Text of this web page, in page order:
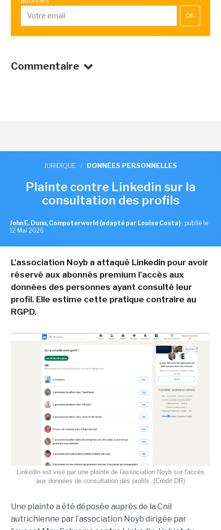
OK
Commentaire
JURIDIQUE / DONNÉES PERSONNELLES
Plainte contre Linkedin sur la
consultation des profils
John E. Dunn, Computerworld (adapté par Louise Costa) , publié le
12 Mai 2026
L'association Noyb a attaqué Linkedin pour avoir
réservé aux abonnés premium l'accès aux
données des personnes ayant consulté leur
profil. Elle estime cette pratique contraire au
RGPD.
Linkedin est visé par une plainte de l'association Noyb sur l'accès
aux données de consultation des profils. (Crédit DR)
Une plainte a été déposée auprès de la Cnil
autrichienne par l’association Noyb dirigée par